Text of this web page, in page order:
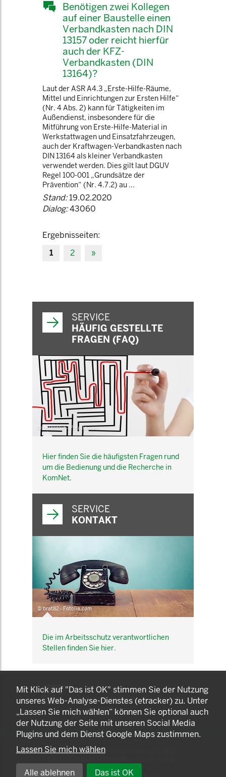
Benötigen zwei Kollegen
auf einer Baustelle einen
Verbandkasten nach DIN
13157 oder reicht hierfür
auch der KFZ-
Verbandkasten (DIN
13164)?
Laut der ASR A4.3 „Erste-Hilfe-Räume,
Mittel und Einrichtungen zur Ersten Hilfe“
(Nr. 4 Abs. 2) kann für Tätigkeiten im
Außendienst, insbesondere für die
Mitführung von Erste-Hilfe-Material in
Werkstattwagen und Einsatzfahrzeugen,
auch der Kraftwagen-Verbandkasten nach
DIN 13164 als kleiner Verbandkasten
verwendet werden. Dies gilt laut DGUV
Regel 100-001 „Grundsätze der
Prävention“ (Nr. 4.7.2) au ...
Stand:19.02.2020
Dialog:43060
Ergebnisseiten:
1
2 »
SERVICE
HÄUFIG GESTELLTE
FRAGEN (FAQ)
© belekekin - Fotolia.com
Hier finden Sie die häufigsten Fragen rund
um die Bedienung und die Recherche in
KomNet.
SERVICE
KONTAKT
© brat82 - Fotolia.com
Die im Arbeitsschutz verantwortlichen
Stellen finden Sie hier.
KOMNET
GUT BERATEN. GESUND
ARBEITEN.
© 2025 LANDESAMT FÜR GESUNDHEIT UND
Mit Klick auf "Das ist OK" stimmen Sie der Nutzung
unseres Web-Analyse-Dienstes (etracker) zu. Unter
„Lassen Sie mich wählen“ können Sie optional auch
der Nutzung der Seite mit unseren Social Media
Plugins und dem Dienst Google Maps zustimmen.
Lassen Sie mich wählen
Alle ablehnen Das ist OK